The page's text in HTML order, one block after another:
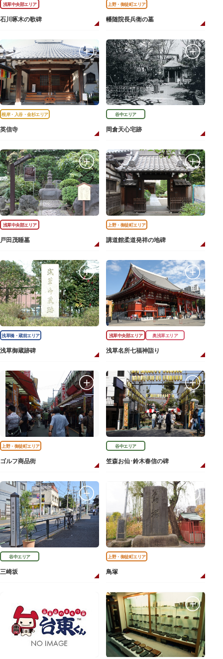
浅草中央部エリア
石川啄木の歌碑
上野・御徒町エリア
幡随院長兵衛の墓
根岸・入谷・金杉エリア
英信寺
谷中エリア
岡倉天心宅跡
浅草中央部エリア
戸田茂睡墓
上野・御徒町エリア
講道館柔道発祥の地碑
浅草橋・蔵前エリア
浅草御蔵跡碑
浅草中央部エリア 奥浅草エリア
浅草名所七福神詣り
上野・御徒町エリア
ゴルフ商品街
谷中エリア
笠森お仙･鈴木春信の碑
谷中エリア
三崎坂
上野・御徒町エリア
鳥塚